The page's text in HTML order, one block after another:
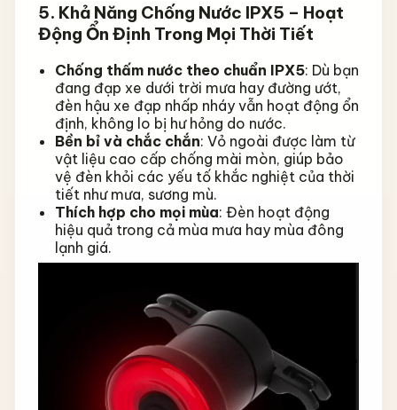
5. Khả Năng Chống Nước IPX5 – Hoạt
Động Ổn Định Trong Mọi Thời Tiết
Chống thấm nước theo chuẩn IPX5: Dù bạn
đang đạp xe dưới trời mưa hay đường ướt,
đèn hậu xe đạp nhấp nháy vẫn hoạt động ổn
định, không lo bị hư hỏng do nước.
Bền bỉ và chắc chắn: Vỏ ngoài được làm từ
vật liệu cao cấp chống mài mòn, giúp bảo
vệ đèn khỏi các yếu tố khắc nghiệt của thời
tiết như mưa, sương mù.
Thích hợp cho mọi mùa: Đèn hoạt động
hiệu quả trong cả mùa mưa hay mùa đông
lạnh giá.